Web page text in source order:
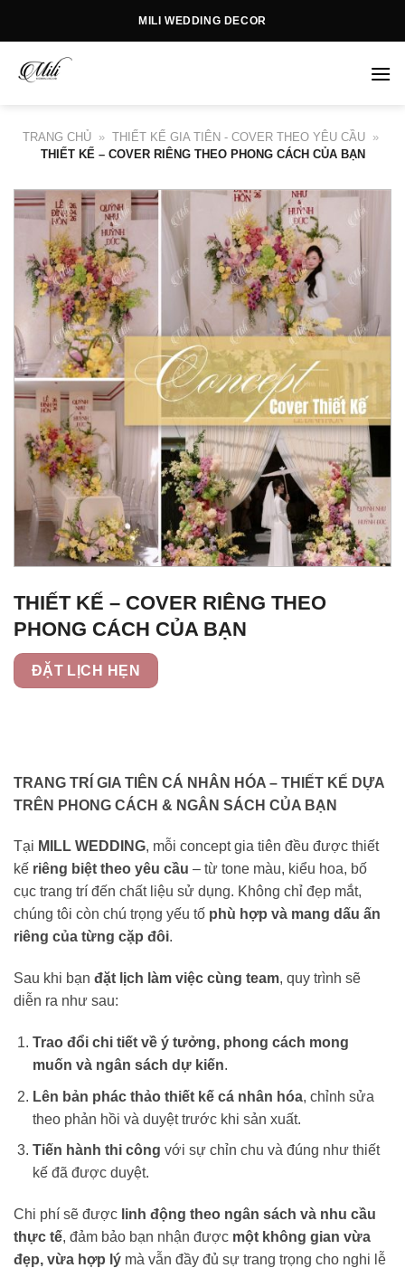
MILI WEDDING DECOR
TRANG CHỦ » THIẾT KẾ GIA TIÊN - COVER THEO YÊU CẦU »
THIẾT KẾ – COVER RIÊNG THEO PHONG CÁCH CỦA BẠN
THIẾT KẾ – COVER RIÊNG THEO
PHONG CÁCH CỦA BẠN
ĐẶT LỊCH HẸN
TRANG TRÍ GIA TIÊN CÁ NHÂN HÓA – THIẾT KẾ DỰA
TRÊN PHONG CÁCH & NGÂN SÁCH CỦA BẠN
Tại MILL WEDDING, mỗi concept gia tiên đều được thiết
kế riêng biệt theo yêu cầu – từ tone màu, kiểu hoa, bố
cục trang trí đến chất liệu sử dụng. Không chỉ đẹp mắt,
chúng tôi còn chú trọng yếu tố phù hợp và mang dấu ấn
riêng của từng cặp đôi.
Sau khi bạn đặt lịch làm việc cùng team, quy trình sẽ
diễn ra như sau:
Trao đổi chi tiết về ý tưởng, phong cách mong
muốn và ngân sách dự kiến.
Lên bản phác thảo thiết kế cá nhân hóa, chỉnh sửa
theo phản hồi và duyệt trước khi sản xuất.
Tiến hành thi công với sự chỉn chu và đúng như thiết
kế đã được duyệt.
Chi phí sẽ được linh động theo ngân sách và nhu cầu
thực tế, đảm bảo bạn nhận được một không gian vừa
đẹp, vừa hợp lý mà vẫn đầy đủ sự trang trọng cho nghi lễ